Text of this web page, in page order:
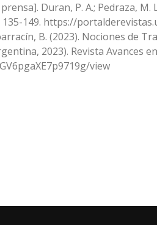
Duran, P. A.; Pedraza,
149. https://
B. (2023). Nociones de
2023). Revista Avances
view